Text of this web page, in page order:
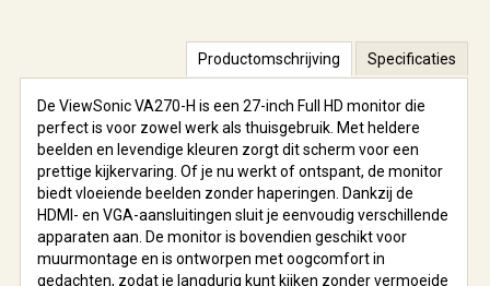
Productomschrijving Specificaties
De ViewSonic VA270-H is een 27-inch Full HD monitor die
perfect is voor zowel werk als thuisgebruik. Met heldere
beelden en levendige kleuren zorgt dit scherm voor een
prettige kijkervaring. Of je nu werkt of ontspant, de monitor
biedt vloeiende beelden zonder haperingen. Dankzij de
HDMI- en VGA-aansluitingen sluit je eenvoudig verschillende
apparaten aan. De monitor is bovendien geschikt voor
muurmontage en is ontworpen met oogcomfort in
gedachten, zodat je langdurig kunt kijken zonder vermoeide